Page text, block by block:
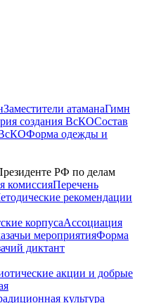
Заместители атаманаГимн
создания ВсКОСостав
Форма одежды и
РФ по делам
комиссияПеречень
рекомендации
корпусаАссоциация
мероприятияФорма
диктант
акции и добрые
культура